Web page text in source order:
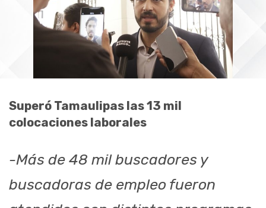
Superó Tamaulipas las 13 mil
colocaciones laborales
-Más de 48 mil buscadores y
buscadoras de empleo fueron